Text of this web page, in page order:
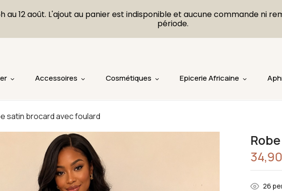
Accessoires Cosmétiques Epicerie Africaine
satin brocard avec foulard
34,90
33
au 12 août. L'ajout au panier est indisponible et aucune commande ni
période.